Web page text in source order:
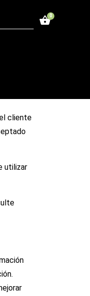
0
cliente
utilizar